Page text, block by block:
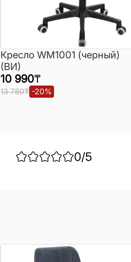
Кресло WM1001 (черный)
(ВИ)
10 990₸
13 780₸ -20%
0/5